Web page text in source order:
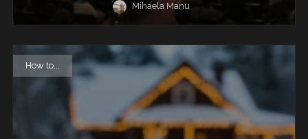
Mihaela Manu
How to...